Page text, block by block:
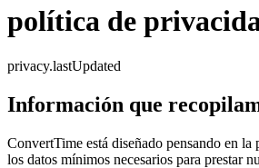
política de
privacy.lastUpdated
Información que
ConvertTime está diseñado pensando en
los datos mínimos necesarios para prestar